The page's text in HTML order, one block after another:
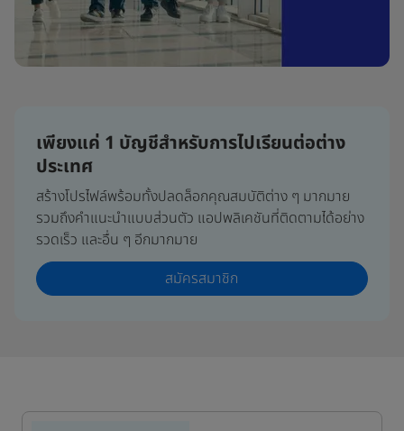
เพียงแค่ 1 บัญชีสำหรับการไปเรียนต่อต่าง
ประเทศ
สร้างโปรไฟล์พร้อมทั้งปลดล็อกคุณสมบัติต่าง ๆ มากมาย
รวมถึงคำแนะนำแบบส่วนตัว แอปพลิเคชันที่ติดตามได้อย่าง
รวดเร็ว และอื่น ๆ อีกมากมาย
สมัครสมาชิก